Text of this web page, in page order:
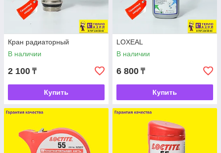
Кран радиаторный
В наличии
2 100 ₸
Купить
LOXEAL
В наличии
6 800 ₸
Купить